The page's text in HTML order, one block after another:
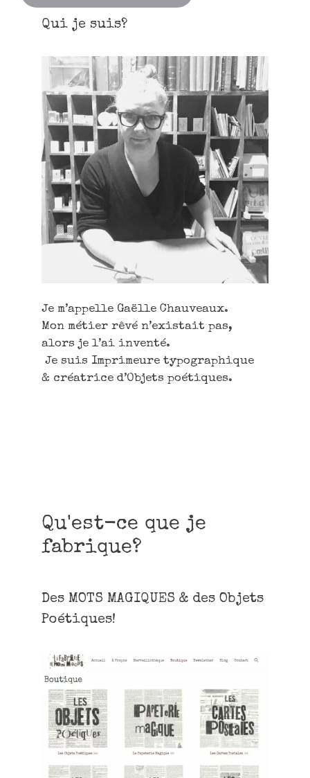
Qui je suis?
Je m’appelle Gaëlle Chauveaux.
Mon métier rêvé n’existait pas,
alors je l’ai inventé.
Je suis Imprimeure typographique
& créatrice d’Objets poétiques.
Qu'est-ce que je
fabrique?
Des MOTS MAGIQUES & des Objets
Poétiques!